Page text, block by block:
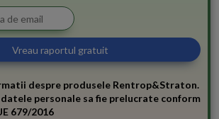
despre produsele Rentrop&Straton.
personale sa fie prelucrate conform
679/2016